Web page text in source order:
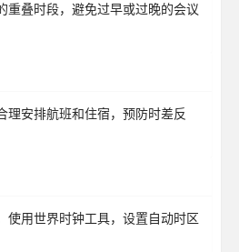
重叠时段，避免过早或过晚的会议
理安排航班和住宿，预防时差反
使用世界时钟工具，设置自动时区